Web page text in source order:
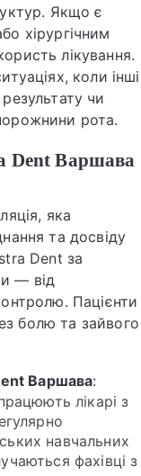
Якщо є
хірургічним
лікування.
коли інші
чи
рота.
Dent Варшава
яка
та досвіду
Dent за
— від
Пацієнти
болю та зайвого
Варшава:
лікарі з
навчальних
фахівці з